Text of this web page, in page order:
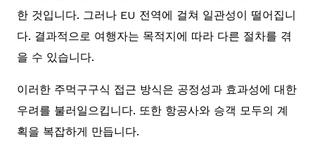
한 것입니다. 그러나 EU 전역에 걸쳐 일관성이 떨어집니
다. 결과적으로 여행자는 목적지에 따라 다른 절차를 겪
을 수 있습니다.
이러한 주먹구구식 접근 방식은 공정성과 효과성에 대한
우려를 불러일으킵니다. 또한 항공사와 승객 모두의 계
획을 복잡하게 만듭니다.